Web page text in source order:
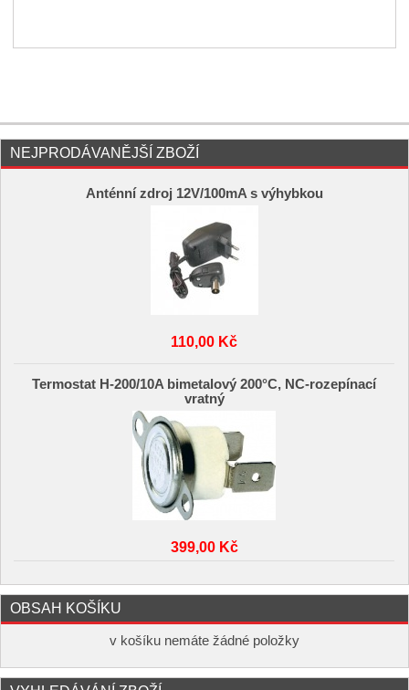
NEJPRODÁVANĚJŠÍ ZBOŽÍ
Anténní zdroj 12V/100mA s výhybkou
110,00 Kč
Termostat H-200/10A bimetalový 200°C, NC-rozepínací
vratný
399,00 Kč
OBSAH KOŠÍKU
v košíku nemáte žádné položky